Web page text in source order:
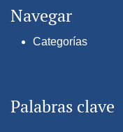
Navegar
Categorías
Palabras clave